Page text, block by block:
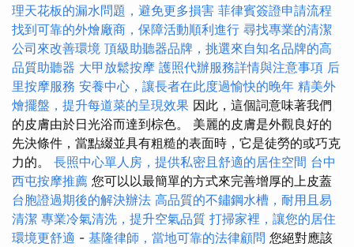
理天花板的漏水問題，避免更多損害 菲律賓簽證申請流程
找到可靠的外燴廠商，保障活動順利進行 尋找專業的清潔
公司來改善環境 頂級助聽器品牌，挑選來自知名品牌的高
品質助聽器 大甲放鬆按摩 護照代辦服務詳情與注意事項 后
里按摩服務 安養中心，讓長者在此度過愉快的晚年 精美外
燴擺盤，提升每道菜的呈現效果 因此，這個詞意味著我們
的皮膚由於日光浴而達到棕色。 美麗的皮膚是外觀良好的
先決條件，當點綴並具有粗糙的表面時，它是徒勞的或巧克
力的。 長照中心單人房，提供私密且舒適的居住空間 台中
西屯按摩推薦 您可以以最簡單的方式來完善增厚的上皮蓋
台胞證過期後的解決辦法 高品質的不鏽鋼水槽，耐用且易
清潔 專業冷氣清洗，提升空氣品質 打掃家裡，讓您的居住
環境更舒適 - 基隆律師，當地可靠的法律顧問 您絕對應該